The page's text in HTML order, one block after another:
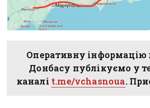
Оперативну інформацію
Донбасу публікуємо у
каналі t.me/vchasnoua.